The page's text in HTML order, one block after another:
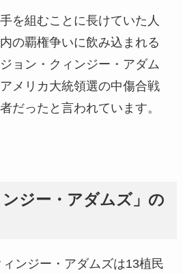
を組むことに長けていた人
の覇権争いに飲み込まれる
ョン・クィンジー・アダム
メリカ大統領選の中傷合戦
だったと言われています。
ンジー・アダムズ」の
ンジー・アダムズは13植民